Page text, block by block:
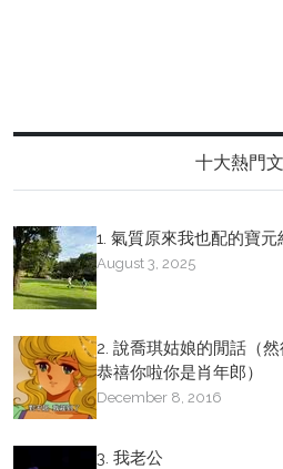
十大熱門
1. 氣質原來我也配的寶
August 3, 2025
2. 說喬琪姑娘的閒話（
恭禧你啦你是肖年郎）
December 8, 2016
3. 我老公